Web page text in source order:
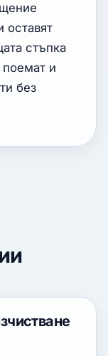
оставят
стъпка
и
без